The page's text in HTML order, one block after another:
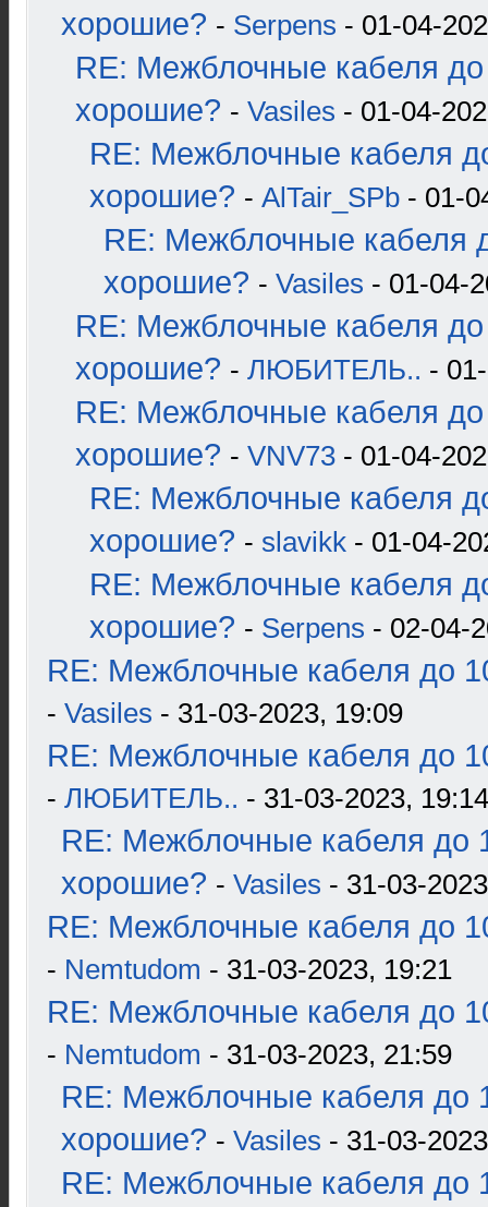
хорошие? - Serpens - 01-04-
RE: Межблочные кабеля до
хорошие? - Vasiles - 01-04-
RE: Межблочные кабеля
хорошие? - AlTair_SPb - 01-
RE: Межблочные кабеля
хорошие? - Vasiles - 01-04-
RE: Межблочные кабеля до
хорошие? - ЛЮБИТЕЛЬ.. -
RE: Межблочные кабеля до
хорошие? - VNV73 - 01-04-
RE: Межблочные кабеля
хорошие? - slavikk - 01-04-
RE: Межблочные кабеля
хорошие? - Serpens - 02-04-
RE: Межблочные кабеля до
- Vasiles - 31-03-2023, 19:09
RE: Межблочные кабеля до
- ЛЮБИТЕЛЬ.. - 31-03-2023, 19:14
RE: Межблочные кабеля до
хорошие? - Vasiles - 31-03-
RE: Межблочные кабеля до
- Nemtudom - 31-03-2023, 19:21
RE: Межблочные кабеля до
- Nemtudom - 31-03-2023, 21:59
RE: Межблочные кабеля до
хорошие? - Vasiles - 31-03-
RE: Межблочные кабеля до